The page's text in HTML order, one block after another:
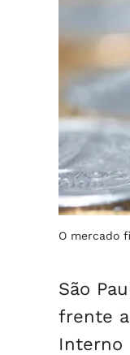
O mercado
São
frente
Interno